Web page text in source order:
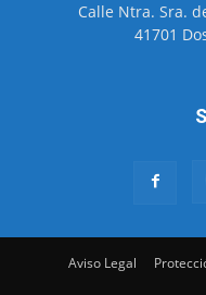
Calle Ntra. Sra.
41701
Aviso Legal